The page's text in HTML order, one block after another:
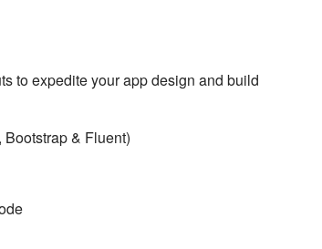
to expedite your app design and build
& Fluent)